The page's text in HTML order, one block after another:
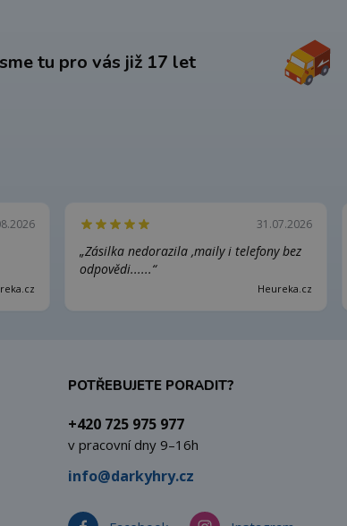
tu pro vás již 17 let
31.07.2026
„Zásilka nedorazila ,maily i telefony bez
odpovědi......“
Heureka.cz
POTŘEBUJETE PORADIT?
+420 725 975 977
v pracovní dny 9–16h
info@darkyhry.cz